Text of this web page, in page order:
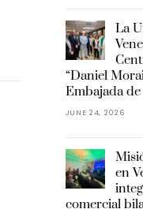
La
“Daniel
Embajada
JUNE 24, 2026
en
comercial